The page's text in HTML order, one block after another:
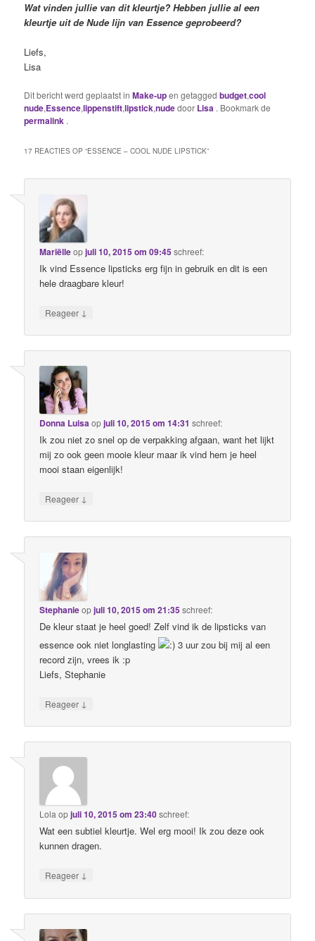
Wat vinden jullie van dit kleurtje? Hebben jullie al een
kleurtje uit de Nude lijn van Essence geprobeerd?
Liefs,
Lisa
Dit bericht werd geplaatst inMake-upen getaggedbudget,cool
nude,Essence,lippenstift,lipstick,nudedoor Lisa . Bookmark de
permalink .
17 REACTIES OP “ESSENCE – COOL NUDE LIPSTICK”
Mariëlleopjuli 10, 2015 om 09:45 schreef:
Ik vind Essence lipsticks erg fijn in gebruik en dit is een
hele draagbare kleur!
Reageer ↓
Donna Luisaopjuli 10, 2015 om 14:31 schreef:
Ik zou niet zo snel op de verpakking afgaan, want het lijkt
mij zo ook geen mooie kleur maar ik vind hem je heel
mooi staan eigenlijk!
Reageer ↓
Stephanieopjuli 10, 2015 om 21:35 schreef:
De kleur staat je heel goed! Zelf vind ik de lipsticks van
essence ook niet longlasting
3 uur zou bij mij al een
record zijn, vrees ik :p
Liefs, Stephanie
Reageer ↓
Lola opjuli 10, 2015 om 23:40schreef:
Wat een subtiel kleurtje. Wel erg mooi! Ik zou deze ook
kunnen dragen.
Reageer ↓